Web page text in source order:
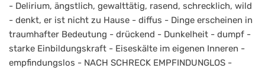
- Delirium, ängstlich, gewalttätig, rasend, schrecklich, wild
- denkt, er ist nicht zu Hause - diffus - Dinge erscheinen in
traumhafter Bedeutung - drückend - Dunkelheit - dumpf -
starke Einbildungskraft - Eiseskälte im eigenen Inneren -
empfindungslos - NACH SCHRECK EMPFINDUNGLOS -